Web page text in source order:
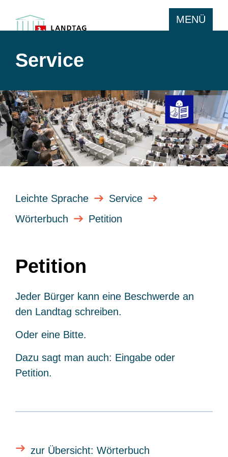
MENÜ
Service
Leichte Sprache
Service
Wörterbuch
Petition
Petition
Jeder Bürger kann eine Beschwerde an
den Landtag schreiben.
Oder eine Bitte.
Dazu sagt man auch: Eingabe oder
Petition.
zur Übersicht: Wörterbuch